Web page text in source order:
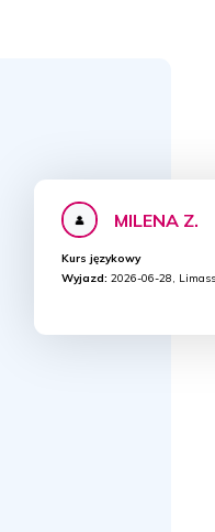
MILENA Z.
Kurs językowy
Wyjazd: 2026-06-28,